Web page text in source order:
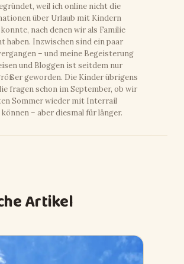
weil ich online nicht die
über Urlaub mit Kindern
nach denen wir als Familie
haben. Inzwischen sind ein paar
– und meine Begeisterung
und Bloggen ist seitdem nur
geworden. Die Kinder übrigens
fragen schon im September, ob wir
Sommer wieder mit Interrail
– aber diesmal für länger.
Artikel